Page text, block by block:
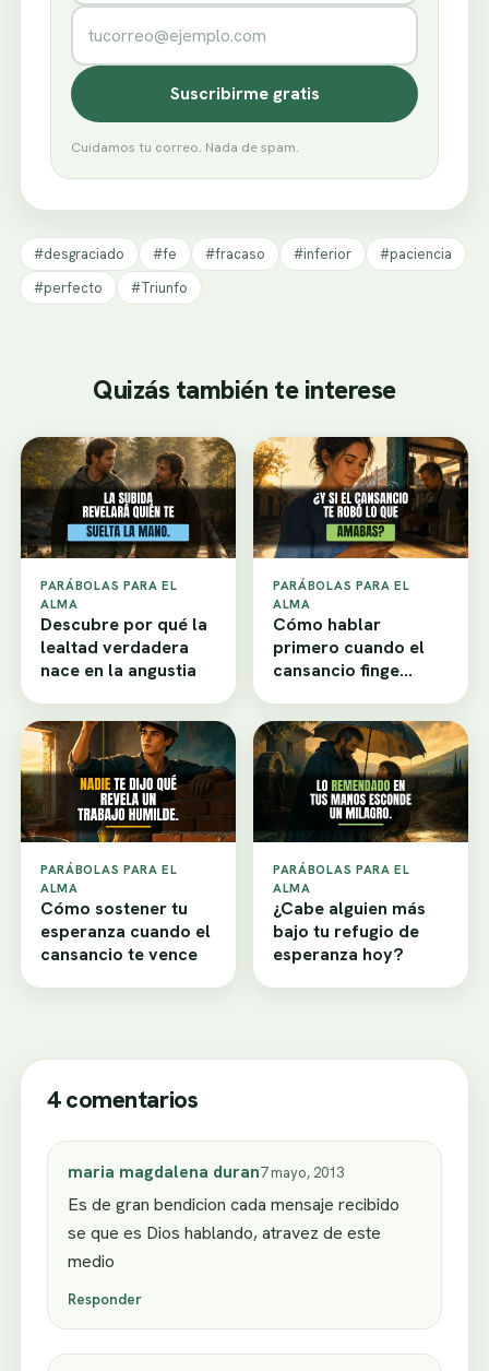
Correo electrónico
Suscribirme gratis
Cuidamos tu correo. Nada de spam.
#desgraciado #fe #fracaso #inferior
#paciencia
#perfecto
#Triunfo
Quizás también te interese
PARÁBOLAS PARA EL
ALMA
Descubre por qué la
lealtad verdadera
nace en la angustia
PARÁBOLAS PARA EL
ALMA
Cómo hablar
primero cuando el
cansancio finge
PARÁBOLAS PARA EL
ALMA
Cómo sostener tu
esperanza cuando el
cansancio te vence
PARÁBOLAS PARA EL
ALMA
¿Cabe alguien más
bajo tu refugio de
esperanza hoy?
4 comentarios
maria magdalena duran7 mayo, 2013
Es de gran bendicion cada mensaje recibido
se que es Dios hablando, atravez de este
medio
Responder